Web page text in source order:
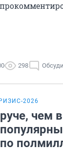
298
2026
чем